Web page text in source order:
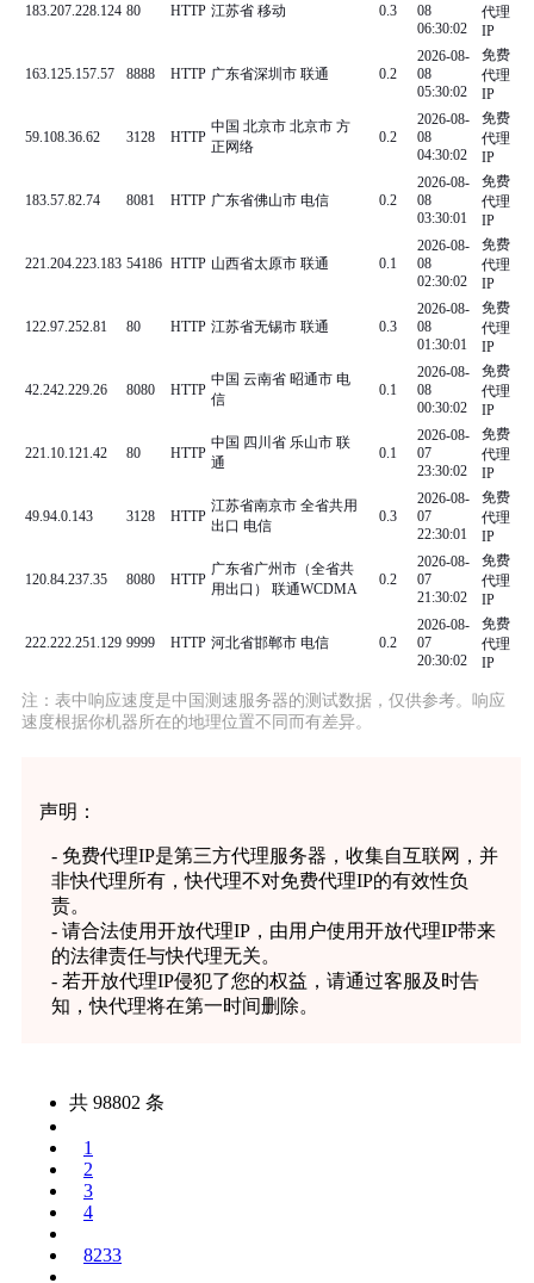
183.207.228.124 80 HTTP 江苏省 移动 0.3
08
06:30:02
代理
IP
163.125.157.57 8888 HTTP 广东省深圳市 联通 0.2
2026-08-
08
05:30:02
免费
代理
IP
59.108.36.62 3128 HTTP
中国 北京市 北京市 方
正网络
0.2
2026-08-
08
04:30:02
免费
代理
IP
183.57.82.74 8081 HTTP 广东省佛山市 电信 0.2
2026-08-
08
03:30:01
免费
代理
IP
221.204.223.183 54186 HTTP 山西省太原市 联通 0.1
2026-08-
08
02:30:02
免费
代理
IP
122.97.252.81 80 HTTP 江苏省无锡市 联通 0.3
2026-08-
08
01:30:01
免费
代理
IP
42.242.229.26 8080 HTTP
中国 云南省 昭通市 电
信
0.1
2026-08-
08
00:30:02
免费
代理
IP
221.10.121.42 80 HTTP
中国 四川省 乐山市 联
通
0.1
2026-08-
07
23:30:02
免费
代理
IP
49.94.0.143 3128 HTTP
江苏省南京市 全省共用
出口 电信
0.3
2026-08-
07
22:30:01
免费
代理
IP
120.84.237.35 8080 HTTP
广东省广州市（全省共
用出口） 联通WCDMA
0.2
2026-08-
07
21:30:02
免费
代理
IP
222.222.251.129 9999 HTTP 河北省邯郸市 电信 0.2
2026-08-
07
20:30:02
免费
代理
IP
注：表中响应速度是中国测速服务器的测试数据，仅供参考。响应
速度根据你机器所在的地理位置不同而有差异。
声明：
- 免费代理IP是第三方代理服务器，收集自互联网，并
非快代理所有，快代理不对免费代理IP的有效性负
责。
- 请合法使用开放代理IP，由用户使用开放代理IP带来
的法律责任与快代理无关。
- 若开放代理IP侵犯了您的权益，请通过客服及时告
知，快代理将在第一时间删除。
共 98802 条
1
2
3
4
8233